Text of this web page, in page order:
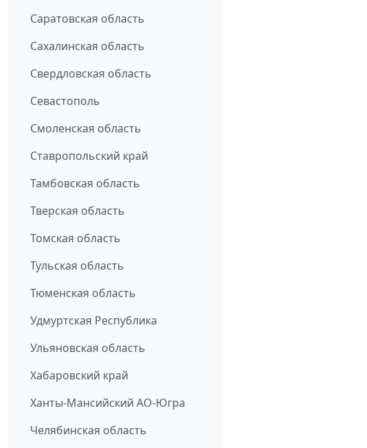
Саратовская область
Сахалинская область
Свердловская область
Севастополь
Смоленская область
Ставропольский край
Тамбовская область
Тверская область
Томская область
Тульская область
Тюменская область
Удмуртская Республика
Ульяновская область
Хабаровский край
Ханты-Мансийский АО-Югра
Челябинская область